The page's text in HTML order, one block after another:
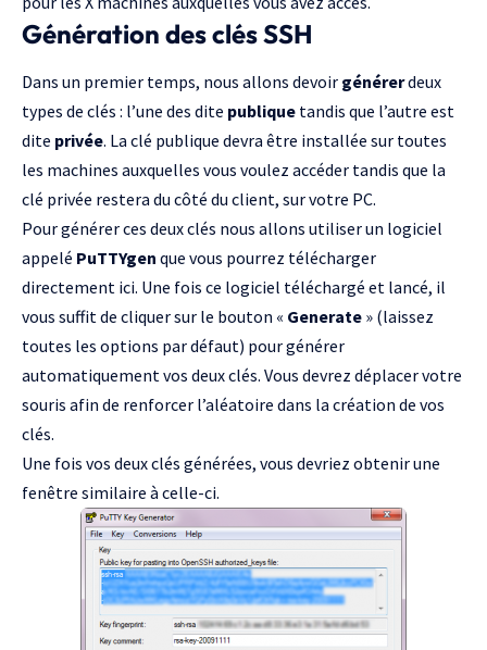
Génération des clés SSH
Dans un premier temps, nous allons devoir générerdeux
types de clés : l’une des dite publique tandis que l’autre est
dite privée. La clé publique devra être installée sur toutes
les machines auxquelles vous voulez accéder tandis que la
clé privée restera du côté du client, sur votre PC.
Pour générer ces deux clés nous allons utiliser un logiciel
appelé PuTTYgen que vous pourrez télécharger
directement ici. Une fois ce logiciel téléchargé et lancé, il
vous suffit de cliquer sur le bouton « Generate » (laissez
toutes les options par défaut) pour générer
automatiquement vos deux clés. Vous devrez déplacer votre
souris afin de renforcer l’aléatoire dans la création de vos
clés.
Une fois vos deux clés générées, vous devriez obtenir une
fenêtre similaire à celle-ci.